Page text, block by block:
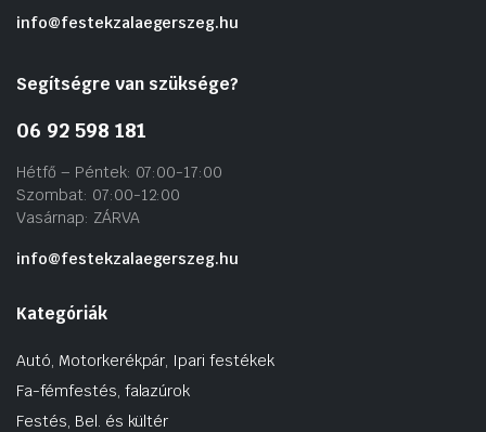
info@festekzalaegerszeg.hu
Segítségre van szüksége?
06 92 598 181
Hétfő – Péntek: 07:00-17:00
Szombat: 07:00-12:00
Vasárnap: ZÁRVA
info@festekzalaegerszeg.hu
Kategóriák
Autó, Motorkerékpár, Ipari festékek
Fa-fémfestés, falazúrok
Festés, Bel. és kültér